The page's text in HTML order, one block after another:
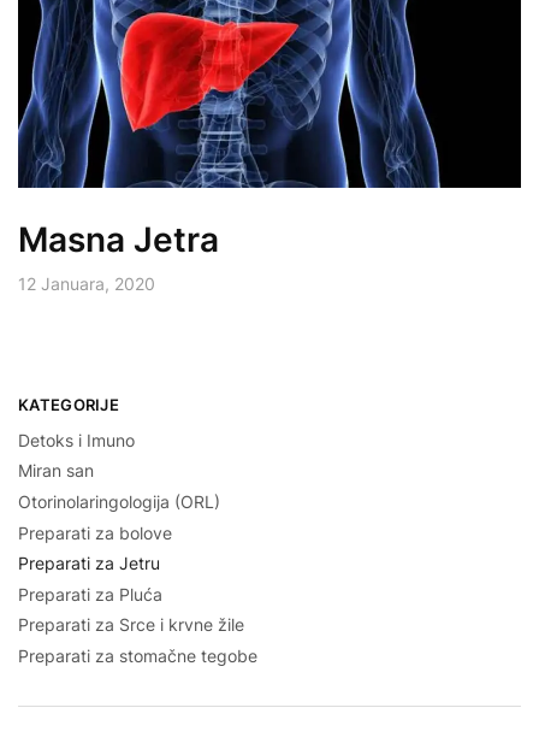
Masna Jetra
12 Januara, 2020
KATEGORIJE
Detoks i Imuno
Miran san
Otorinolaringologija (ORL)
Preparati za bolove
Preparati za Jetru
Preparati za Pluća
Preparati za Srce i krvne žile
Preparati za stomačne tegobe